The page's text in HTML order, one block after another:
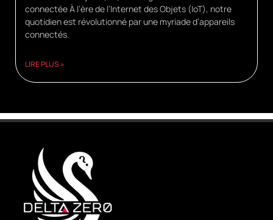
connectée À l’ère de l’Internet des Objets (IoT), notre
quotidien est révolutionné par une myriade d’appareils
connectés.
LIRE PLUS »